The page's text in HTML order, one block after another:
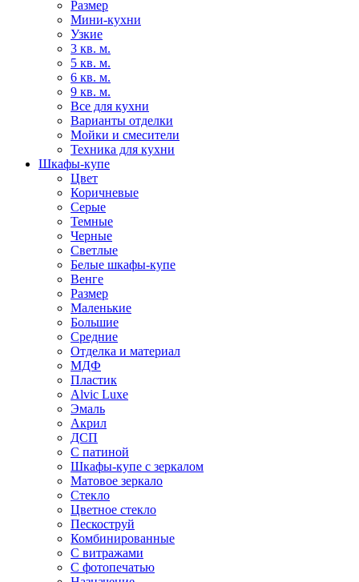
Размер
Мини-кухни
Узкие
3 кв. м.
5 кв. м.
6 кв. м.
9 кв. м.
Все для кухни
Варианты отделки
Мойки и смесители
Техника для кухни
Шкафы-купе
Цвет
Коричневые
Серые
Темные
Черные
Светлые
Белые шкафы-купе
Венге
Размер
Маленькие
Большие
Средние
Отделка и материал
МДФ
Пластик
Alvic Luxe
Эмаль
Акрил
ДСП
С патиной
Шкафы-купе с зеркалом
Матовое зеркало
Стекло
Цветное стекло
Пескоструй
Комбинированные
С витражами
С фотопечатью